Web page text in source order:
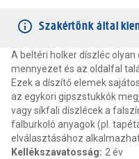
Szakértőnk által
A beltéri holker díszléc
mennyezet és az oldalfal
Ezek a díszítő elemek
az egykori gipszstukkók
vagy síkfali díszlécek a
falburkoló anyagok (pl.
elválasztásához
Kellékszavatosság: 2 év